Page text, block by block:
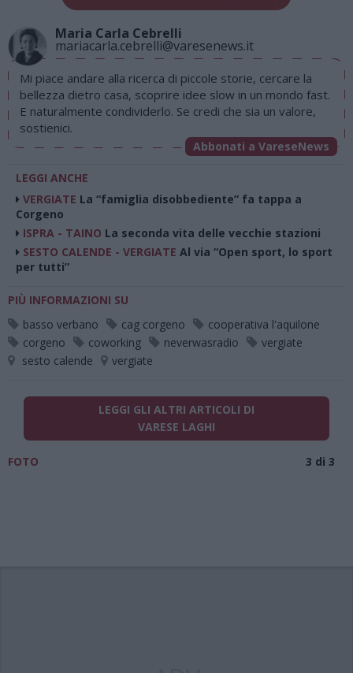
Maria Carla Cebrelli
mariacarla.cebrelli@varesenews.it
Mi piace andare alla ricerca di piccole storie, cercare la
bellezza dietro casa, scoprire idee slow in un mondo fast.
E naturalmente condividerlo. Se credi che sia un valore,
sostienici.
Abbonati a VareseNews
LEGGI ANCHE
VERGIATE La “famiglia disobbediente” fa tappa a
Corgeno
ISPRA - TAINO La seconda vita delle vecchie stazioni
SESTO CALENDE - VERGIATE Al via “Open sport, lo sport
per tutti”
PIÙ INFORMAZIONI SU
basso verbano
cag corgeno
cooperativa l'aquilone
corgeno
coworking neverwasradio
vergiate
sesto calende
vergiate
LEGGI GLI ALTRI ARTICOLI DI
VARESE LAGHI
FOTO 3 di 3